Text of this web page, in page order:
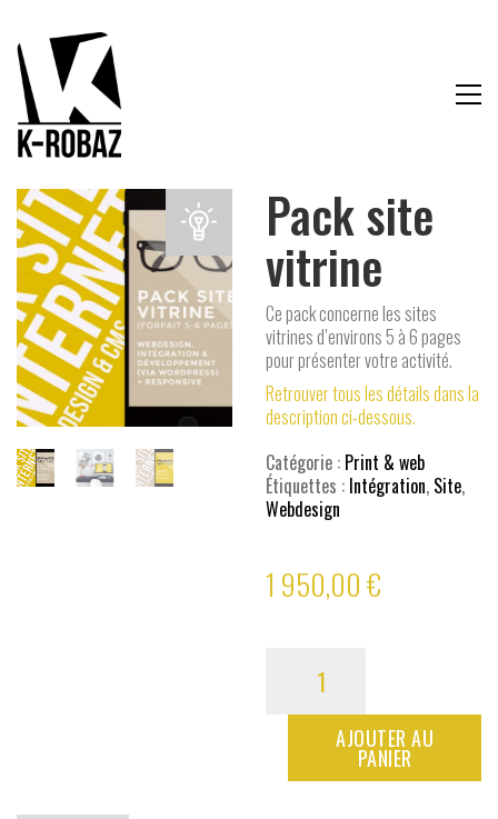
Pack site
vitrine
Ce pack concerne les sites
vitrines d’environs 5 à 6 pages
pour présenter votre activité.
Retrouver tous les détails dans la
description ci-dessous.
Catégorie : Print & web
Étiquettes : Intégration, Site,
Webdesign
1 950,00€
site
AJOUTER AU
PANIER